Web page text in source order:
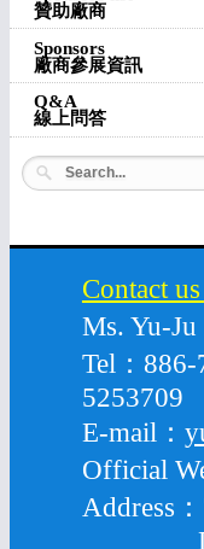
贊助廠商
Sponsors
廠商參展資訊
Q&A
線上問答
Contact
Ms. Yu-
Tel：
5253709
E-mail：
Official
Address